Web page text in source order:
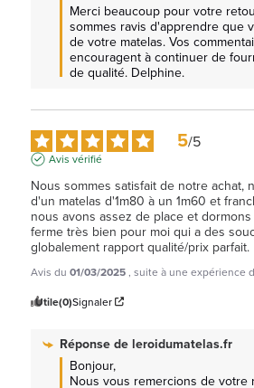
Merci beaucoup pour votre
sommes ravis d'apprendre que
de votre matelas. Vos
encouragent à continuer de
de qualité. Delphine.
5/5
Avis vérifié
Nous sommes satisfait de notre achat,
d'un matelas d'1m80 à un 1m60 et
nous avons assez de place et
ferme très bien pour moi qui a des
globalement rapport qualité/prix parfait.
Avis du 01/03/2025, suite à une expérience
Utile(0)Signaler
Réponse deleroidumatelas.fr
Bonjour,
Nous vous remercions de votre